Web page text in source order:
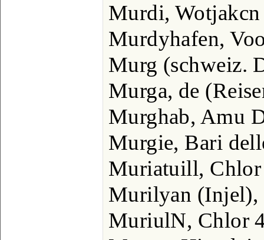
Murdi, Wotjakcn
Murdyhafen,
Murg (schweiz.
Murga, de
Murghab, Amu
Murgie, Bari
Muriatuill,
Murilyan (Injel),
MuriulN, Chlor